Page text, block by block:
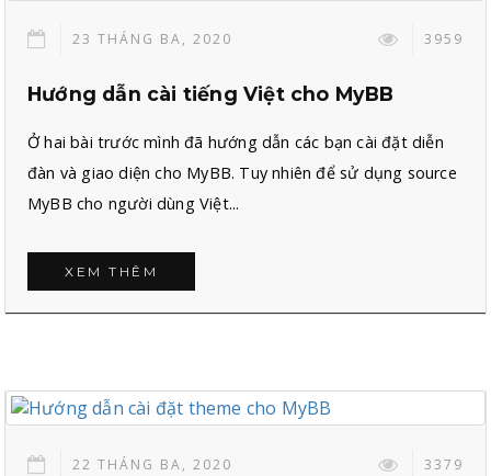
23 THÁNG BA, 2020 3959
Hướng dẫn cài tiếng Việt cho MyBB
Ở hai bài trước mình đã hướng dẫn các bạn cài đặt diễn
đàn và giao diện cho MyBB. Tuy nhiên để sử dụng source
MyBB cho người dùng Việt...
XEM THÊM
22 THÁNG BA, 2020 3379